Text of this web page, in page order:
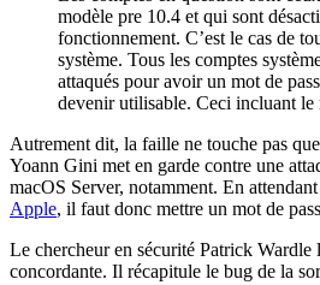
modèle pre 10.4 et qui sont
fonctionnement. C’est le cas de
système. Tous les comptes
attaqués pour avoir un mot de
devenir utilisable. Ceci incluant le
Autrement dit, la faille ne touche pas
Yoann Gini met en garde contre une
macOS Server, notamment. En
Apple, il faut donc mettre un mot de
Le chercheur en sécurité Patrick Wardle
concordante. Il récapitule le bug de la